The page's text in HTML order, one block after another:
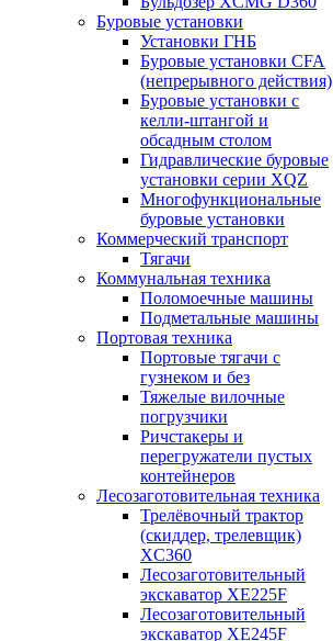
Буровые установки
Установки ГНБ
Буровые установки CFA
(непрерывного действия)
Буровые установки с
келли-штангой и
обсадным столом
Гидравлические буровые
установки серии XQZ
Многофункциональные
буровые установки
Коммерческий транспорт
Тягачи
Коммунальная техника
Поломоечные машины
Подметальные машины
Портовая техника
Портовые тягачи с
гузнеком и без
Тяжелые вилочные
погрузчики
Ричстакеры и
перегружатели пустых
контейнеров
Лесозаготовительная техника
Трелёвочный трактор
(скиддер, трелевщик)
XC360
Лесозаготовительный
экскаватор XE225F
Лесозаготовительный
экскаватор XE245F